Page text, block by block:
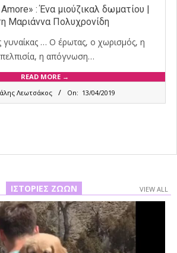
: Ένα μιούζικαλ δωματίου |
Μαριάννα Πολυχρονίδη
γυναίκας … Ο έρωτας, ο χωρισμός, η
η απόγνωση…
READ MORE →
Λεωτσάκος On: 13/04/2019
ΙΣΤΟΡΊΕΣ ΖΏΩΝ VIEW ALL